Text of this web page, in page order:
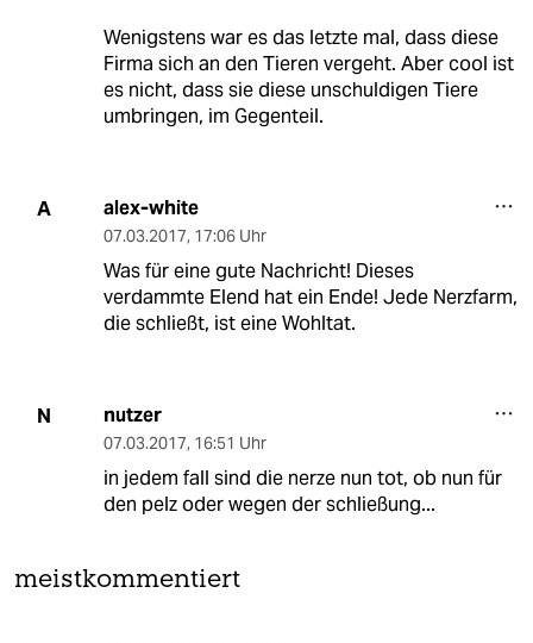
Wenigstens war es das letzte mal, dass diese
Firma sich an den Tieren vergeht. Aber cool ist
es nicht, dass sie diese unschuldigen Tiere
umbringen, im Gegenteil.
A alex-white
07.03.2017, 17:06 Uhr
Was für eine gute Nachricht! Dieses
verdammte Elend hat ein Ende! Jede Nerzfarm,
die schließt, ist eine Wohltat.
N nutzer
07.03.2017, 16:51 Uhr
in jedem fall sind die nerze nun tot, ob nun für
den pelz oder wegen der schließung...
meistkommentiert